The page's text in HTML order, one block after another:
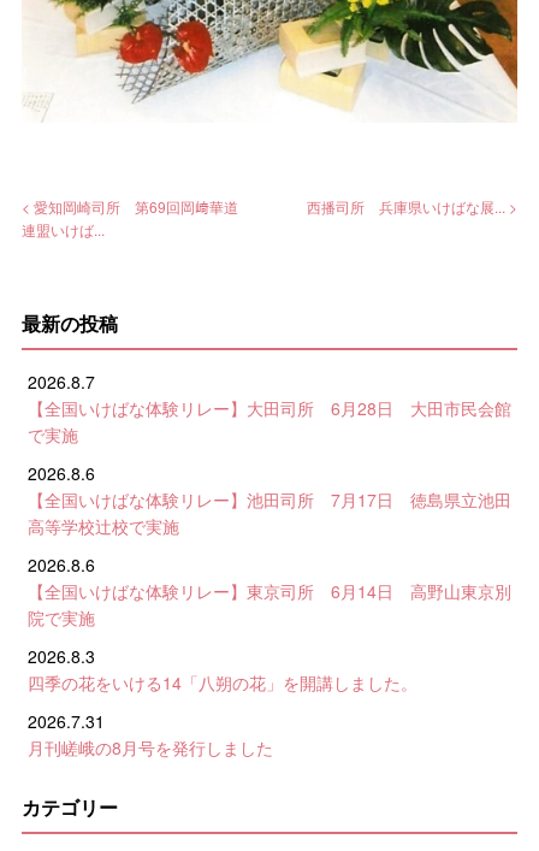
< 愛知岡崎司所 第69回岡﨑華道
連盟いけば...
西播司所 兵庫県いけばな展... >
最新の投稿
2026.8.7
【全国いけばな体験リレー】大田司所 6月28日 大田市民会館
で実施
2026.8.6
【全国いけばな体験リレー】池田司所 7月17日 徳島県立池田
高等学校辻校で実施
2026.8.6
【全国いけばな体験リレー】東京司所 6月14日 高野山東京別
院で実施
2026.8.3
四季の花をいける14「八朔の花」を開講しました。
2026.7.31
月刊嵯峨の8月号を発行しました
カテゴリー